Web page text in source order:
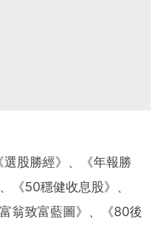
選股勝經》、《年報勝
《50穩健收息股》、
翁致富藍圖》、《80後